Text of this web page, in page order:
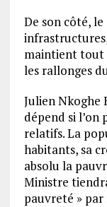
De son côté, le
maintient tout
les rallonges
Julien Nkoghe
dépend si l’on
relatifs. La
habitants, sa
absolu la
Ministre
pauvreté »